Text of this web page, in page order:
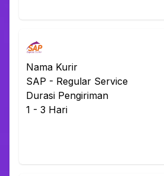
Nama Kurir
SAP - Regular Service
Durasi Pengiriman
1 - 3 Hari